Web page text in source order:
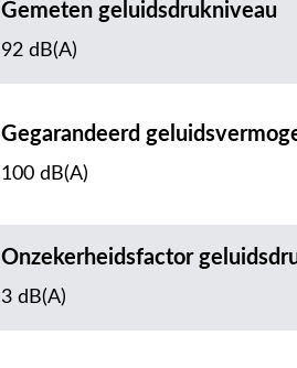
Gemeten geluidsdrukniveau
92 dB(A)
Gegarandeerd
100 dB(A)
Onzekerheidsfactor
3 dB(A)